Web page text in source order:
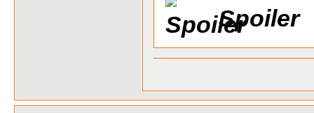
Spoiler